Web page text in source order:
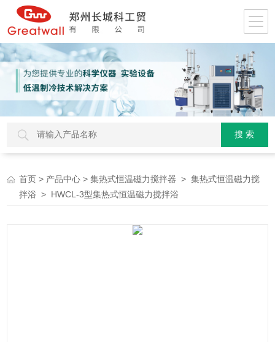
首页 > 产品中心 >集热式恒温磁力搅拌器 >集热式恒温磁力搅
拌浴 > HWCL-3型集热式恒温磁力搅拌浴